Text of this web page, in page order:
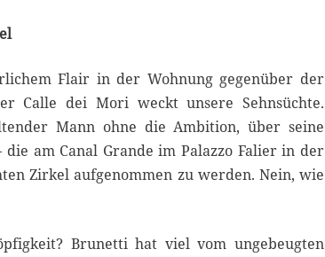
Flair in der Wohnung gegenüber der
Calle dei Mori weckt unsere Sehnsüchte.
Mann ohne die Ambition, über seine
am Canal Grande im Palazzo Falier in der
Zirkel aufgenommen zu werden. Nein, wie
Brunetti hat viel vom ungebeugten